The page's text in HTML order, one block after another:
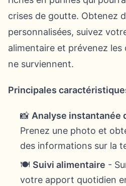
crises de goutte. Obtenez
personnalisées, suivez
alimentaire et prévenez les
ne surviennent.
Principales
📸 Analyse instantanée
Prenez une photo et
des informations sur la
🍽️ Suivi alimentaire -
votre apport quotidien